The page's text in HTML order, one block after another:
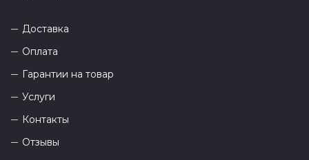
Доставка
Оплата
Гарантии на товар
Услуги
Контакты
Отзывы